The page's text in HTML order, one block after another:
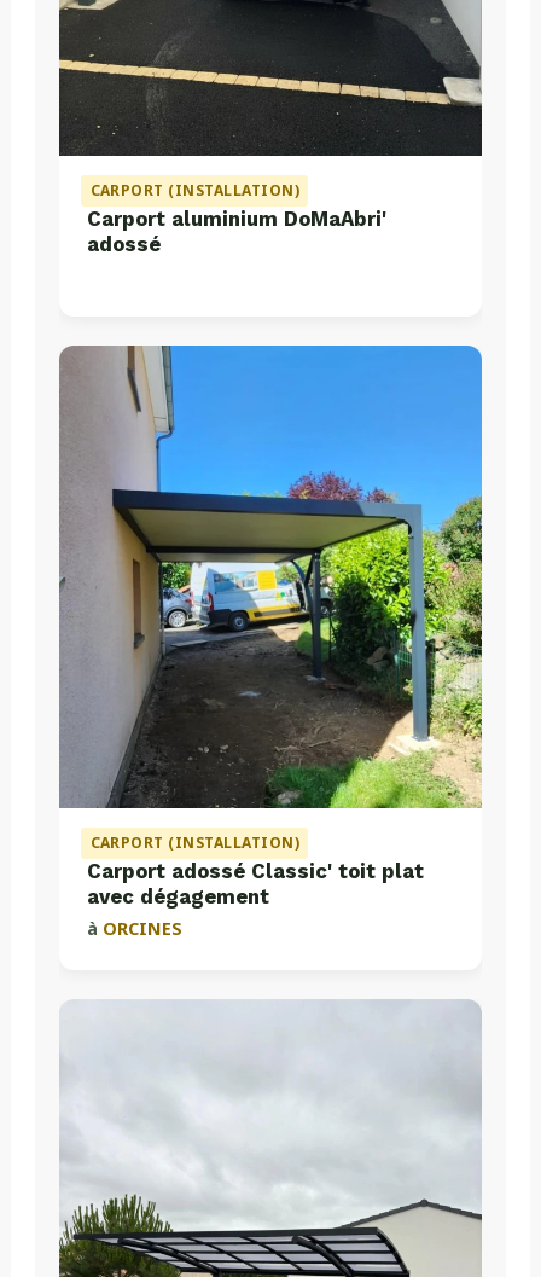
CARPORT (INSTALLATION)
Carport aluminium DoMaAbri'
adossé
CARPORT (INSTALLATION)
Carport adossé Classic' toit plat
avec dégagement
à ORCINES